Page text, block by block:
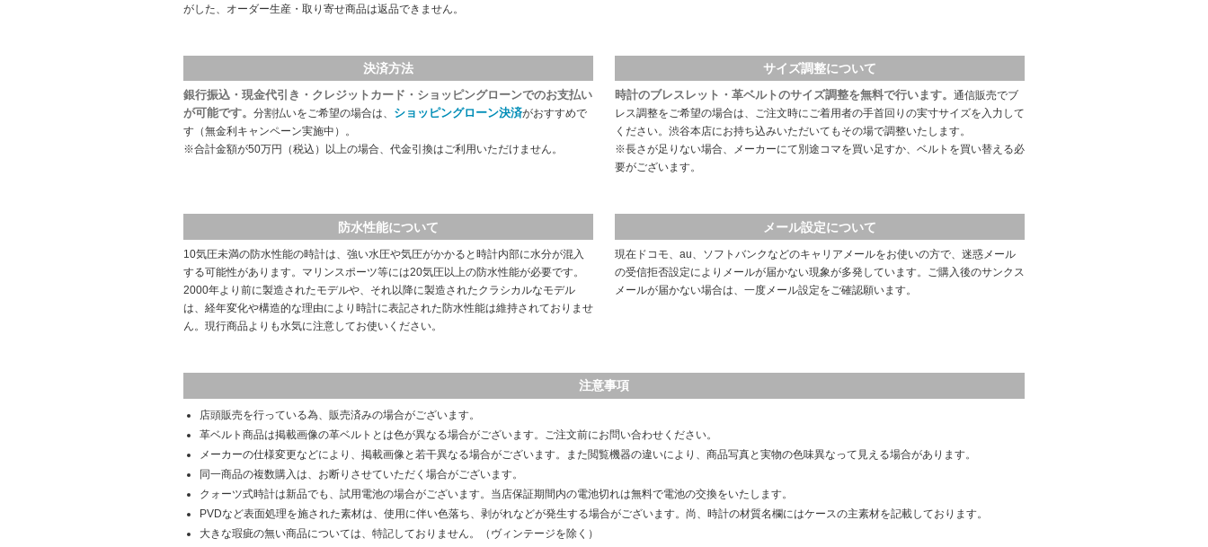
がした、オーダー生産・取り寄せ商品は返品できません。
決済方法
銀行振込・現金代引き・クレジットカード・ショッピングローンでのお支払い
が可能です。 分割払いをご希望の場合は、 ショッピングローン決済がおすすめで
す（無金利キャンペーン実施中）。
※合計金額が50万円（税込）以上の場合、代金引換はご利用いただけません。
サイズ調整について
時計のブレスレット・革ベルトのサイズ調整を無料で行います。 通信販売でブ
レス調整をご希望の場合は、ご注文時にご着用者の手首回りの実寸サイズを入力して
ください。渋谷本店にお持ち込みいただいてもその場で調整いたします。
※長さが足りない場合、メーカーにて別途コマを買い足すか、ベルトを買い替える必
要がございます。
防水性能について
10気圧未満の防水性能の時計は、強い水圧や気圧がかかると時計内部に水分が混入
する可能性があります。マリンスポーツ等には20気圧以上の防水性能が必要です。
2000年より前に製造されたモデルや、それ以降に製造されたクラシカルなモデル
は、経年変化や構造的な理由により時計に表記された防水性能は維持されておりませ
ん。現行商品よりも水気に注意してお使いください。
メール設定について
現在ドコモ、au、ソフトバンクなどのキャリアメールをお使いの方で、迷惑メール
の受信拒否設定によりメールが届かない現象が多発しています。ご購入後のサンクス
メールが届かない場合は、一度メール設定をご確認願います。
注意事項
店頭販売を行っている為、販売済みの場合がございます。
革ベルト商品は掲載画像の革ベルトとは色が異なる場合がございます。ご注文前にお問い合わせください。
メーカーの仕様変更などにより、掲載画像と若干異なる場合がございます。また閲覧機器の違いにより、商品写真と実物の色味異なって見える場合があります。
同一商品の複数購入は、お断りさせていただく場合がございます。
クォーツ式時計は新品でも、試用電池の場合がございます。当店保証期間内の電池切れは無料で電池の交換をいたします。
PVDなど表面処理を施された素材は、使用に伴い色落ち、剥がれなどが発生する場合がございます。尚、時計の材質名欄にはケースの主素材を記載しております。
大きな瑕疵の無い商品については、特記しておりません。（ヴィンテージを除く）